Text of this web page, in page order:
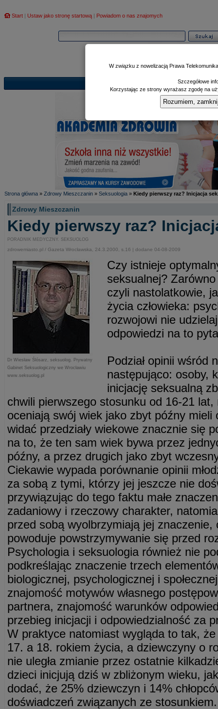
Start | Ustaw jako stronę startową | Powiadom o nas znajomych
Poczekalnia|
Strona główna » Zdrowy Mieszczanin » Seksuologia » Kiedy pierwszy raz? Inicjacja
Zdrowy Mieszczanin
Kiedy pierwszy raz?
PORADNIK MEDYCZNY. SEKSUOLOG
zdrowemiasto.pl / Gazeta Wrocławska, 24.3.2000, s.16 | dodane 04-08-2009
Dr Wiesław Ślósarz, seksuolog. Prywatny
Gabinet Seksuologiczny we Wrocławiu
www.seksuolog.pl
Czy istnieje
seksualnej?
czyli nastolatkowie,
życia człowieka:
rozwojowi nie
odpowiedzi na to
Podział opinii wśród
następująco: osoby,
inicjację seksualną
chwili pierwszego stosunku od 16-21
oceniają swój wiek jako zbyt późny mieli
widać przedziały wiekowe znacznie się
na to, że ten sam wiek bywa przez
późny, a przez drugich jako zbyt
Ciekawie wypada porównanie opinii
za sobą z tymi, którzy jej jeszcze nie
przywiązując do tego faktu małe
zadaniowy i rzeczowy charakter,
przed sobą wyolbrzymiają jej znaczenie,
powoduje powstrzymywanie się przed
Psychologia i seksuologia również nie
podkreślając znaczenie trzech
biologicznej, psychologicznej i
znajomość motywów własnego
partnera, znajomość warunków
przebieg inicjacji i odpowiedzialność za
W praktyce natomiast wygląda to tak, że
17. a 18. rokiem życia, a dziewczyny o
nie uległa zmianie przez ostatnie
dzieci inicjują dziś w zbliżonym wieku,
dodać, że 25% dziewczyn i 14%
doświadczeń związanych ze stosunkiem.
W związku z nowelizacją Prawa
Szczegółowe
Korzystając ze strony wyrażasz zgodę na
Rozumiem,